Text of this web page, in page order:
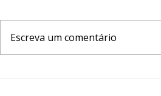
Escreva um comentário